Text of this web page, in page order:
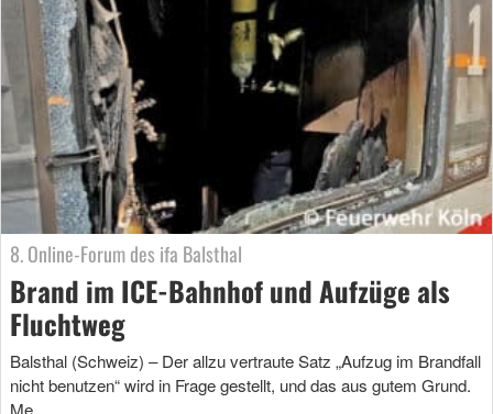
8. Online-Forum des ifa Balsthal
Brand im ICE-Bahnhof und Aufzüge als
Fluchtweg
Balsthal (Schweiz) – Der allzu vertraute Satz „Aufzug im Brandfall
nicht benutzen“ wird in Frage gestellt, und das aus gutem Grund.
Me …